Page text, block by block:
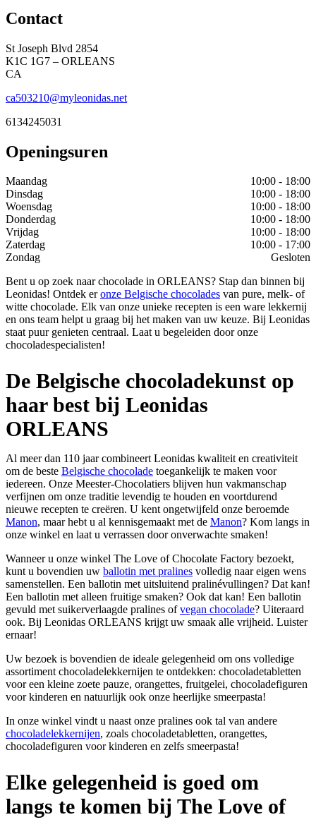
Contact
St Joseph Blvd 2854
K1C 1G7 – ORLEANS
CA
ca503210@myleonidas.net
6134245031
Openingsuren
Maandag
10:00 - 18:00
Dinsdag
10:00 - 18:00
Woensdag
10:00 - 18:00
Donderdag
10:00 - 18:00
Vrijdag
10:00 - 18:00
Zaterdag
10:00 - 17:00
Zondag
Gesloten
Bent u op zoek naar chocolade in ORLEANS? Stap dan binnen bij
Leonidas! Ontdek eronze Belgische chocolades van pure, melk- of
witte chocolade. Elk van onze unieke recepten is een ware lekkernij
en ons team helpt u graag bij het maken van uw keuze. Bij Leonidas
staat puur genieten centraal. Laat u begeleiden door onze
chocoladespecialisten!
De Belgische chocoladekunst op
haar best bij Leonidas
ORLEANS
Al meer dan 110 jaar combineert Leonidas kwaliteit en creativiteit
om de beste Belgische chocolade toegankelijk te maken voor
iedereen. Onze Meester-Chocolatiers blijven hun vakmanschap
verfijnen om onze traditie levendig te houden en voortdurend
nieuwe recepten te creëren. U kent ongetwijfeld onze beroemde
Manon, maar hebt u al kennisgemaakt met de Manon? Kom langs in
onze winkel en laat u verrassen door onverwachte smaken!
Wanneer u onze winkel The Love of Chocolate Factory bezoekt,
kunt u bovendien uw ballotin met pralines volledig naar eigen wens
samenstellen. Een ballotin met uitsluitend pralinévullingen? Dat kan!
Een ballotin met alleen fruitige smaken? Ook dat kan! Een ballotin
gevuld met suikerverlaagde pralines ofvegan chocolade? Uiteraard
ook. Bij Leonidas ORLEANS krijgt uw smaak alle vrijheid. Luister
ernaar!
Uw bezoek is bovendien de ideale gelegenheid om ons volledige
assortiment chocoladelekkernijen te ontdekken: chocoladetabletten
voor een kleine zoete pauze, orangettes, fruitgelei, chocoladefiguren
voor kinderen en natuurlijk ook onze heerlijke smeerpasta!
In onze winkel vindt u naast onze pralines ook tal van andere
chocoladelekkernijen, zoals chocoladetabletten, orangettes,
chocoladefiguren voor kinderen en zelfs smeerpasta!
Elke gelegenheid is goed om
langs te komen bij The Love of